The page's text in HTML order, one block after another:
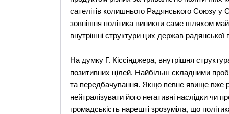
сателітів колишнього Радянського Союзу у
зовнішня політика виникли саме шляхом
внутрішні структури цих держав радянської
На думку Г. Кіссінджера, внутрішня
позитивних цілей. Найбільш складними
та передбачування. Якщо певне явище вже
нейтралізувати його негативні наслідки чи
громадськість нарешті зрозуміла, що